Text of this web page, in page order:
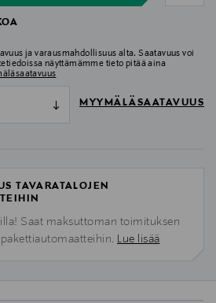
ja varausmahdollisuus alta. Saatavuus voi
näyttämämme tieto pitää aina
MYYMÄLÄSAATAVUUS
TAVARATALOJEN
Saat maksuttoman toimituksen
Lue lisää